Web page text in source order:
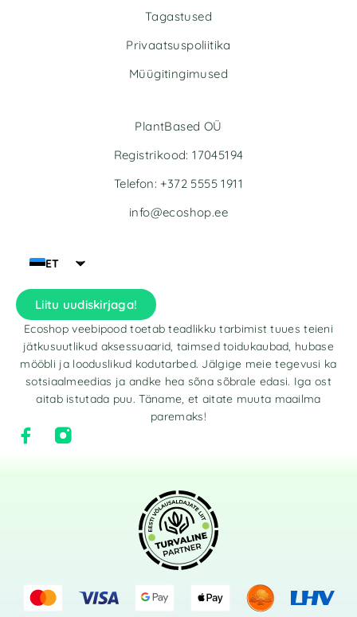
Tagastused
Privaatsuspoliitika
Müügitingimused
ET
Liitu uudiskirjaga!
Ecoshop veebipood toetab teadlikku tarbimist tuues teieni
jätkusuutlikud aksessuaarid, taimsed toidukaubad, hubase
mööbli ja looduslikud kodutarbed. Jälgige meie tegevusi ka
sotsiaalmeedias ja andke hea sõna sõbrale edasi. Iga ost
aitab istutada puu. Täname, et aitate muuta maailma
paremaks!
PlantBased OÜ
Registrikood: 17045194
Telefon: +372 5555 1911
info@ecoshop.ee